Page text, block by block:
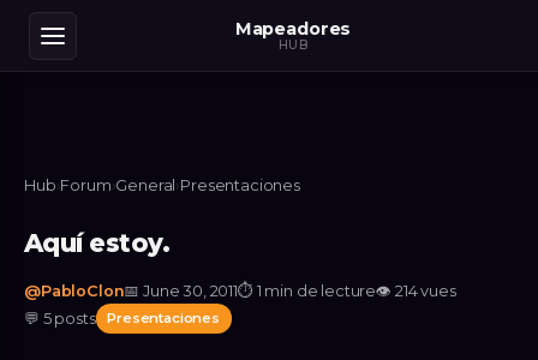
Mapeadores
HUB
Hub›Forum›General ›Presentaciones
Aquí estoy.
@PabloClon📅June 30, 2011⏱ 1 min de lecture👁 214vues
💬 5 posts Presentaciones